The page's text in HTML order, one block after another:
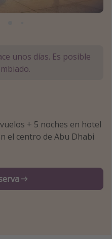
unos días. Es posible
+ 5 noches en hotel
el centro de Abu Dhabi